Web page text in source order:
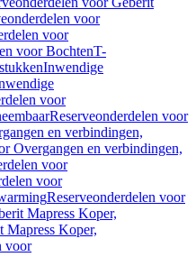
voor
voor
voor BochtenT-
Inwendige
voor
Reserveonderdelen voor
en verbindingen,
Overgangen en verbindingen,
voor
voor
Reserveonderdelen voor
Mapress Koper,
Mapress Koper,
voor